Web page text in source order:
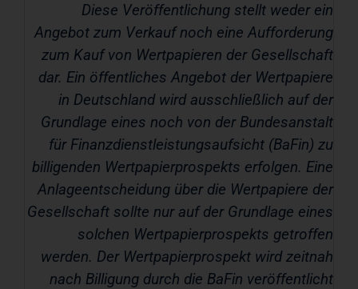
Diese Veröffentlichung stellt weder ein
Angebot zum Verkauf noch eine Aufforderung
zum Kauf von Wertpapieren der Gesellschaft
dar. Ein öffentliches Angebot der Wertpapiere
in Deutschland wird ausschließlich auf der
Grundlage eines noch von der Bundesanstalt
für Finanzdienstleistungsaufsicht (BaFin) zu
billigenden Wertpapierprospekts erfolgen. Eine
Anlageentscheidung über die Wertpapiere der
Gesellschaft sollte nur auf der Grundlage eines
solchen Wertpapierprospekts getroffen
werden. Der Wertpapierprospekt wird zeitnah
nach Billigung durch die BaFin veröffentlicht